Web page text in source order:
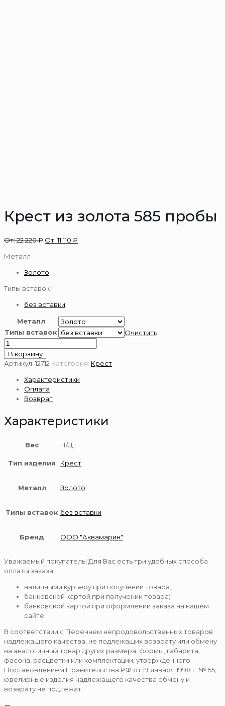
Крест из золота 585 пробы
От:22 220₽ От:11 110 ₽
Металл
Золото
Типы вставок
без вставки
Металл
Типы вставок
Очистить
Количество
товара
Крест
золота
пробы
В корзину
Артикул: 12712 Категория: Крест
Характеристики
Оплата
Возврат
Характеристики
Вес Н/Д
Тип изделия Крест
Металл Золото
Типы вставок без вставки
Бренд ООО "Аквамарин"
Уважаемый покупатель! Для Вас есть три удобных способа
оплаты заказа:
наличными курьеру при получении товара;
банковской картой при получении товара;
банковской картой при оформлении заказа на нашем
сайте.
В соответствии с Перечнем непродовольственных товаров
надлежащего качества, не подлежащих возврату или обмену
на аналогичный товар других размера, формы, габарита,
фасона, расцветки или комплектации, утвержденного
Постановлением Правительства РФ от 19 января 1998 г. № 55,
ювелирные изделия надлежащего качества обмену и
возврату не подлежат.